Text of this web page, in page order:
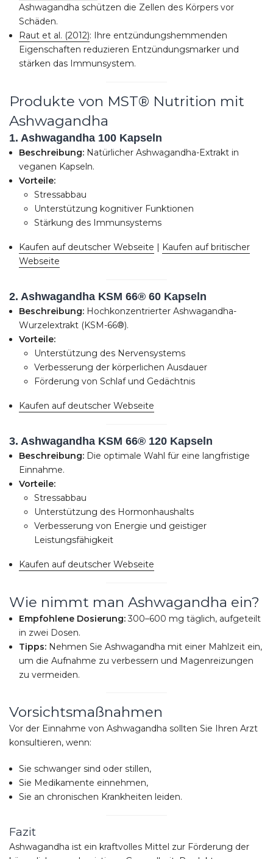
Ashwagandha schützen die Zellen des Körpers vor
Schäden.
Raut et al. (2012): Ihre entzündungshemmenden
Eigenschaften reduzieren Entzündungsmarker und
stärken das Immunsystem.
Produkte von MST® Nutrition mit
Ashwagandha
1. Ashwagandha 100 Kapseln
Beschreibung: Natürlicher Ashwagandha-Extrakt in
veganen Kapseln.
Vorteile:
Stressabbau
Unterstützung kognitiver Funktionen
Stärkung des Immunsystems
Kaufen auf deutscher Webseite | Kaufen auf britischer
Webseite
2. Ashwagandha KSM 66® 60 Kapseln
Beschreibung: Hochkonzentrierter Ashwagandha-
Wurzelextrakt (KSM-66®).
Vorteile:
Unterstützung des Nervensystems
Verbesserung der körperlichen Ausdauer
Förderung von Schlaf und Gedächtnis
Kaufen auf deutscher Webseite
3. Ashwagandha KSM 66® 120 Kapseln
Beschreibung: Die optimale Wahl für eine langfristige
Einnahme.
Vorteile:
Stressabbau
Unterstützung des Hormonhaushalts
Verbesserung von Energie und geistiger
Leistungsfähigkeit
Kaufen auf deutscher Webseite
Wie nimmt man Ashwagandha ein?
Empfohlene Dosierung:300–600 mg täglich, aufgeteilt
in zwei Dosen.
Tipps: Nehmen Sie Ashwagandha mit einer Mahlzeit ein,
um die Aufnahme zu verbessern und Magenreizungen
zu vermeiden.
Vorsichtsmaßnahmen
Vor der Einnahme von Ashwagandha sollten Sie Ihren Arzt
konsultieren, wenn:
Sie schwanger sind oder stillen,
Sie Medikamente einnehmen,
Sie an chronischen Krankheiten leiden.
Fazit
Ashwagandha ist ein kraftvolles Mittel zur Förderung der